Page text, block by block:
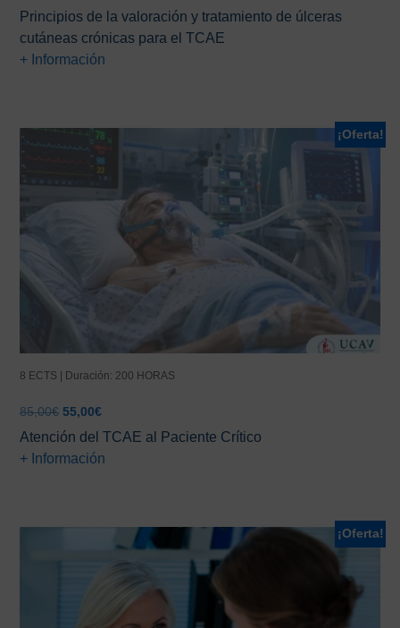
precio
original
era:
66,00€.
precio
actual
es:
29,00€.
Principios de la valoración y tratamiento de úlceras
cutáneas crónicas para el TCAE
+ Información
¡Oferta!
8 ECTS | Duración: 200 HORAS
85,00€ El
precio
original
era:
55,00€El
precio
actual
es:
Atención del TCAE al Paciente Crítico
+ Información
¡Oferta!